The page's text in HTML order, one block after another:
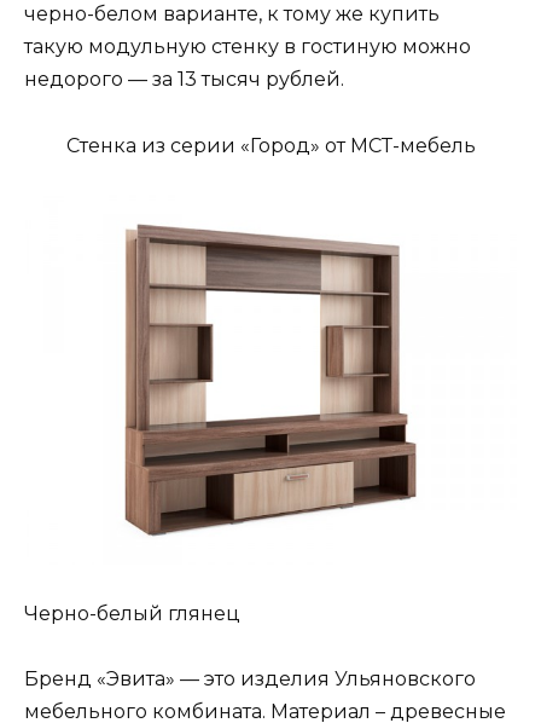
черно-белом варианте, к тому же купить
такую модульную стенку в гостиную можно
недорого — за 13 тысяч рублей.
Стенка из серии «Город» от МСТ-мебель
Черно-белый глянец
Бренд «Эвита» — это изделия Ульяновского
мебельного комбината. Материал – древесные